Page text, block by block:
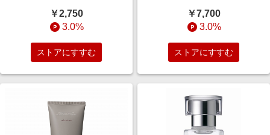
￥2,750
3.0%
ストアにすすむ
￥7,700
3.0%
ストアにすすむ